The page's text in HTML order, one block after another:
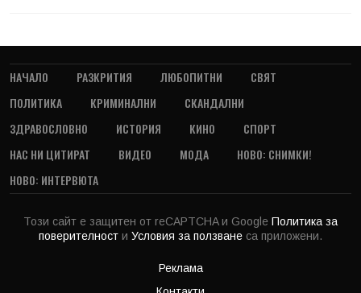
НАЧАЛО РАЗКРИТИЯ ЛЮБОПИТНИ
СВЯТ
ПОЛИТИКА
КРИМИНАЛНИ
СКАНДАЛНИ
ЗДРАВОСЛОВНО
ИСТОРИЯ КИНО
СПОРТ
НАС НИ ЦИТИРАТ
ВИДЕО МОДА
НОВО: СНИМКИ!
НОВО: ИНТЕРВЮТА
Този сайт е защитен от reCAPTCHA и Google Политика за
поверителност и Условия за ползване са приложени.
Реклама